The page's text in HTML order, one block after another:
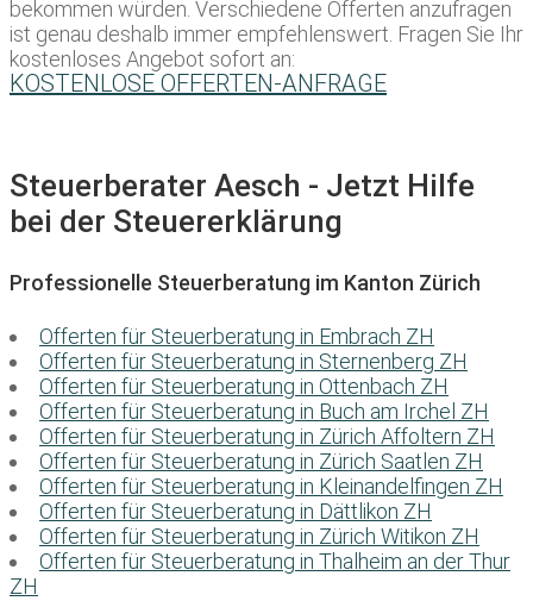
bekommen würden. Verschiedene Offerten anzufragen
ist genau deshalb immer empfehlenswert. Fragen Sie Ihr
kostenloses Angebot sofort an:
KOSTENLOSE OFFERTEN-ANFRAGE
Steuerberater Aesch - Jetzt Hilfe
bei der Steuererklärung
Professionelle Steuerberatung im Kanton Zürich
Offerten für Steuerberatung in Embrach ZH
Offerten für Steuerberatung in Sternenberg ZH
Offerten für Steuerberatung in Ottenbach ZH
Offerten für Steuerberatung in Buch am Irchel ZH
Offerten für Steuerberatung in Zürich Affoltern ZH
Offerten für Steuerberatung in Zürich Saatlen ZH
Offerten für Steuerberatung in Kleinandelfingen ZH
Offerten für Steuerberatung in Dättlikon ZH
Offerten für Steuerberatung in Zürich Witikon ZH
Offerten für Steuerberatung in Thalheim an der Thur
ZH